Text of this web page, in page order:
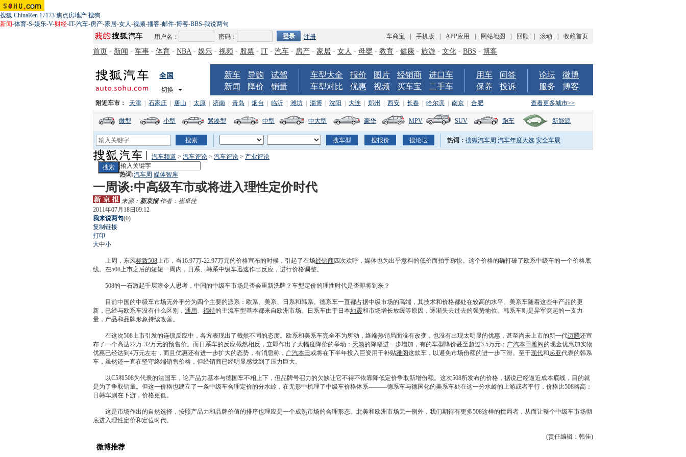
搜狐 ChinaRen 17173 焦点房地产 搜狗
新闻-体育-S-娱乐-V-财经-IT-汽车-房产-家居-女人-视频-播客-邮件-博客-BBS-我说两句
用户名：
密码： 注册 车商宝 手机版 APP应用 网站地图 回顾 滚动 收藏首页
首页 - 新闻 - 军事 - 体育 - NBA - 娱乐 - 视频 - 股票 - IT - 汽车 - 房产 - 家居 - 女人 - 母婴 - 教育 - 健康 - 旅游 - 文化 - BBS - 博客
全国
切换
新车 导购
试驾
新闻
降价 销量
车型大全 报价 图片 经销商
进口车
车型对比
优惠 视频 买车宝 二手车
用车
问答
保养
投诉
论坛
微博
服务
博客
查看更多城市>>
附近车市： 天津 石家庄 唐山 太原 济南 青岛 烟台 临沂 潍坊 淄博 沈阳 大连 郑州 西安 长春 哈尔滨 南京 合肥
微型 小型 紧凑型 中型 中大型 豪华 MPV SUV 跑车 新能源
热词： 搜狐汽车周 汽车年度大选 安全车展
汽车频道 > 汽车评论 > 汽车评论 > 产业评论
热词:汽车周 媒体智库
一周谈:中高级车市或将进入理性定价时代
来源：新京报作者：崔卓佳
2011年07月18日09:12
我来说两句(0)
复制链接
打印
大中小
上周，东风标致508上市，当16.97万-22.97万元的价格宣布的时候，引起了在场经销商四次欢呼，媒体也为出乎意料的低价而拍手称快。这个价格的确打破了欧系中级车的一个价格底
线。在508上市之后的短短一周内，日系、韩系中级车迅速作出反应，进行价格调整。
508的一石激起千层浪令人思考，中国的中级车市场是否会重新洗牌？车型定价的理性时代是否即将到来？
目前中国的中级车市场无外乎分为四个主要的派系：欧系、美系、日系和韩系。德系车一直都占据中级市场的高端，其技术和价格都处在较高的水平。美系车随着这些年产品的更
新，已经与欧系车没有什么区别， 通用 、 福特的主流车型基本都来自欧洲市场。日系车由于日本地震和市场增长放缓等原因，逐渐失去过去的强势地位。韩系车则是异军突起的一支力
量，产品和品牌形象持续改善。
在这次508上市引发的连锁反应中，各方表现出了截然不同的态度。欧系和美系车完全不为所动，终端热销局面没有改变，也没有出现太明显的优惠，甚至尚未上市的新一代迈腾还宣
布了一个高达22万-32万元的预售价。而日系车的反应截然相反，立即作出了大幅度降价的举动： 天籁的降幅进一步增加，有的车型降价甚至超过3.5万元； 广汽本田雅阁的现金优惠加实物
优惠已经达到4万元左右，而且优惠还有进一步扩大的态势，有消息称， 广汽本田或将在下半年投入巨资用于补贴雅阁这款车，以避免市场份额的进一步下滑。至于现代和起亚代表的韩系
车，虽然还一直在坚守终端销售价格，但经销商已经明显感觉到了压力巨大。
以C5和508为代表的法国车，论产品力基本与德国车不相上下，但品牌号召力的欠缺让它不得不依靠降低定价争取新增份额。这次508所发布的价格，据说已经逼近成本底线，目的就
是为了争取销量。但这一价格也建立了一条中级车合理定价的分水岭，在无形中梳理了中级车价格体系———德系车与德国化的美系车处在这一分水岭的上游或者平行，价格比508略高；
日韩车则在下游，价格更低。
这是市场作出的自然选择，按照产品力和品牌价值的排序也理应是一个成熟市场的合理形态。北美和欧洲市场无一例外，我们期待有更多508这样的搅局者，从而让整个中级车市场彻
底进入理性定价和定位时代。
(责任编辑：韩佳)
微博推荐